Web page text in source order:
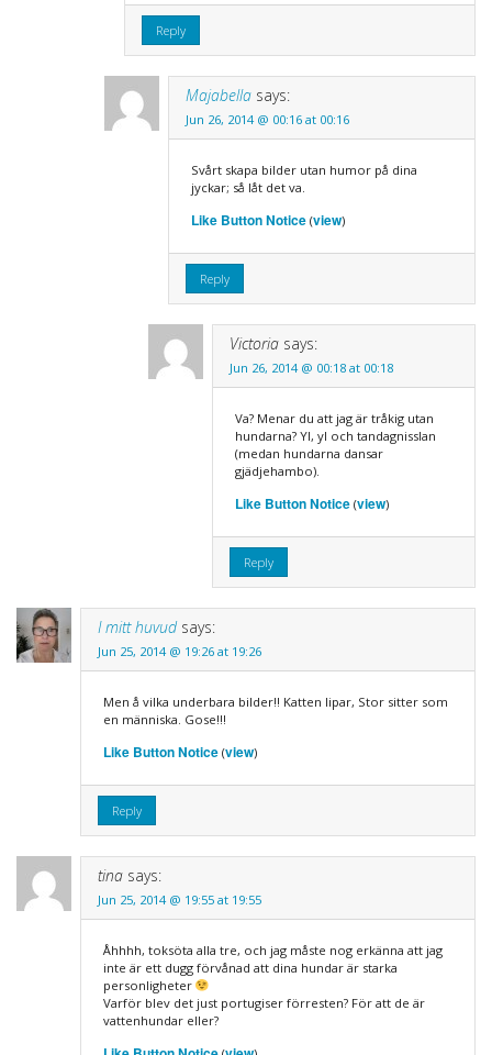
Reply
Majabella says:
Jun 26, 2014 @ 00:16 at 00:16
Svårt skapa bilder utan humor på dina
jyckar; så låt det va.
Like Button Notice(view)
Reply
Victoria says:
Jun 26, 2014 @ 00:18 at 00:18
Va? Menar du att jag är tråkig utan
hundarna? Yl, yl och tandagnisslan
(medan hundarna dansar
gjädjehambo).
Like Button Notice(view)
Reply
I mitt huvud says:
Jun 25, 2014 @ 19:26 at 19:26
Men å vilka underbara bilder!! Katten lipar, Stor sitter som
en människa. Gose!!!
Like Button Notice(view)
Reply
tina says:
Jun 25, 2014 @ 19:55 at 19:55
Åhhhh, toksöta alla tre, och jag måste nog erkänna att jag
inte är ett dugg förvånad att dina hundar är starka
personligheter
Varför blev det just portugiser förresten? För att de är
vattenhundar eller?